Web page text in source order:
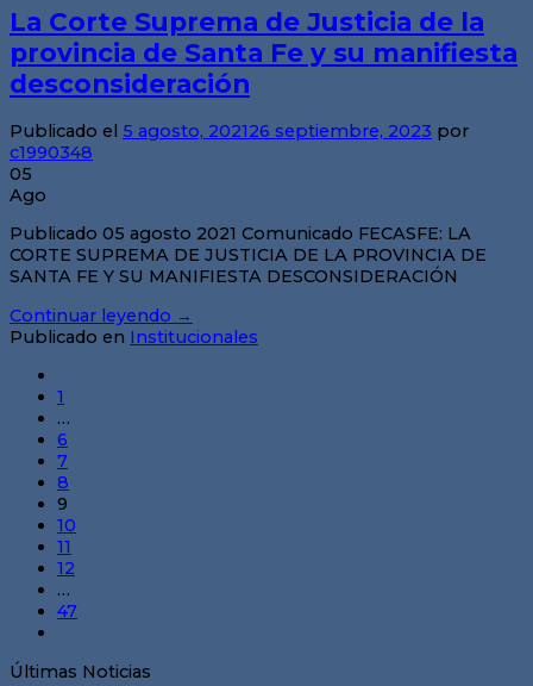
La Corte Suprema de Justicia de la
provincia de Santa Fe y su manifiesta
desconsideración
Publicado el 5 agosto, 202126 septiembre, 2023 por
c1990348
05
Ago
Publicado 05 agosto 2021 Comunicado FECASFE: LA
CORTE SUPREMA DE JUSTICIA DE LA PROVINCIA DE
SANTA FE Y SU MANIFIESTA DESCONSIDERACIÓN
Continuar leyendo →
Publicado en Institucionales
1
…
6
7
8
9
10
11
12
…
47
Últimas Noticias